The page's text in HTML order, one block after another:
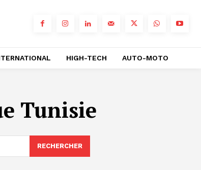
HIGH-TECH AUTO-MOTO
Tunisie
RECHERCHER